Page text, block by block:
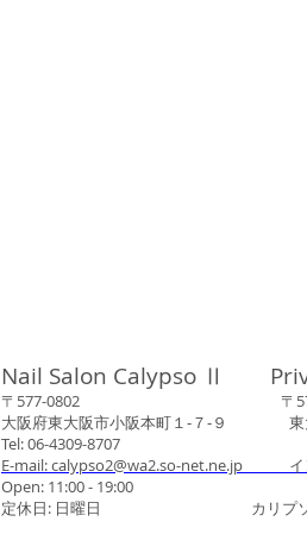
Nail Salon Calypso Ⅱ
〒577-0802 〒577-
大阪府東大阪市小阪本町１‐７‐９ 東
Tel: 06-4309-8707
E-mail: calypso2@wa2.so-net.ne.jp イ
Open: 11:00 - 19:00
定休日: 日曜日 カリプソネイ